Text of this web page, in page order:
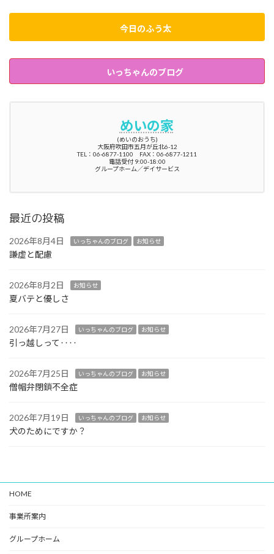
今日のふう太
いっちゃんのブログ
めいの家
(めいのおうち)
大阪府吹田市五月が丘北6-12
TEL：06-6877-1100 FAX：06-6877-1211
電話受付 9:00-18:00
グループホーム／デイサービス
最近の投稿
2026年8月4日 いっちゃんのブログ お知らせ
謙虚と配慮
2026年8月2日 お知らせ
夏バテと優しさ
2026年7月27日 いっちゃんのブログ お知らせ
引っ越しって‥‥
2026年7月25日 いっちゃんのブログ お知らせ
僧帽弁閉鎖不全症
2026年7月19日 いっちゃんのブログ お知らせ
犬のためにですか？
HOME
事業所案内
グループホーム